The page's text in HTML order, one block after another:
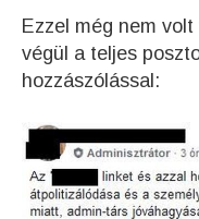
Ezzel még nem
végül a teljes
hozzászólással: